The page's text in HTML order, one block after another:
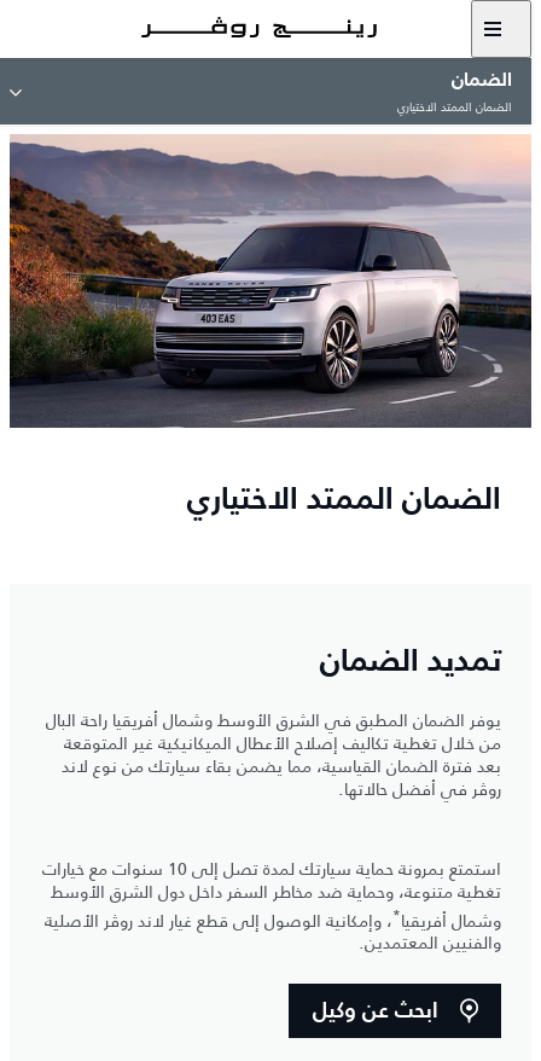
الضمان
الضمان الممتد الاختياري
الضمان الممتد الاختياري
تمديد الضمان
يوفر الضمان المطبق في الشرق الأوسط وشمال أفريقيا راحة البال
من خلال تغطية تكاليف إصلاح الأعطال الميكانيكية غير المتوقعة
بعد فترة الضمان القياسية، مما يضمن بقاء سيارتك من نوع لاند
روڤر في أفضل حالاتها.
استمتع بمرونة حماية سيارتك لمدة تصل إلى 10 سنوات مع خيارات
تغطية متنوعة، وحماية ضد مخاطر السفر داخل دول الشرق الأوسط
وشمال أفريقيا*، وإمكانية الوصول إلى قطع غيار لاند روڤر الأصلية
والفنيين المعتمدين.
ابحث عن وكيل